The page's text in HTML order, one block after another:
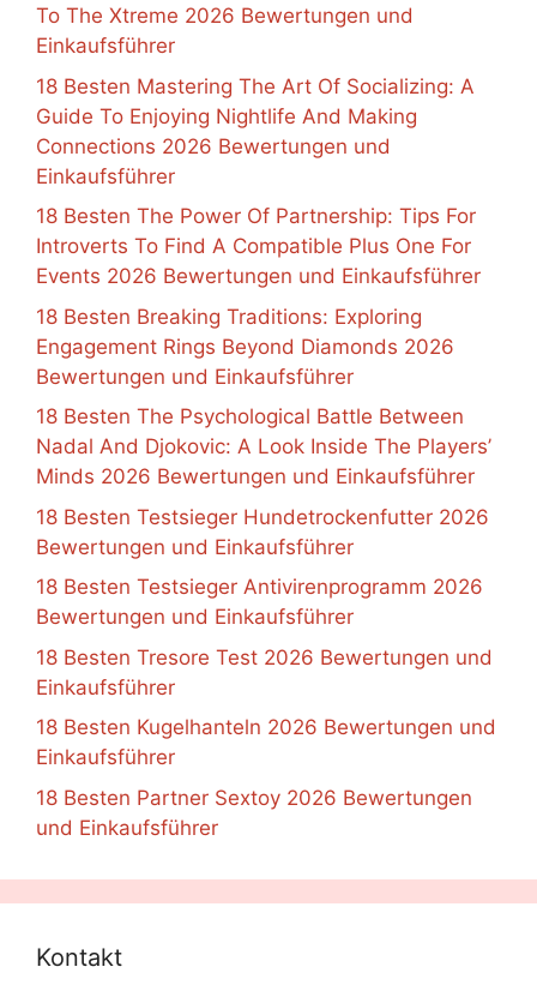
To The Xtreme 2026 Bewertungen und
Einkaufsführer
18 Besten Mastering The Art Of Socializing: A
Guide To Enjoying Nightlife And Making
Connections 2026 Bewertungen und
Einkaufsführer
18 Besten The Power Of Partnership: Tips For
Introverts To Find A Compatible Plus One For
Events 2026 Bewertungen und Einkaufsführer
18 Besten Breaking Traditions: Exploring
Engagement Rings Beyond Diamonds 2026
Bewertungen und Einkaufsführer
18 Besten The Psychological Battle Between
Nadal And Djokovic: A Look Inside The Players’
Minds 2026 Bewertungen und Einkaufsführer
18 Besten Testsieger Hundetrockenfutter 2026
Bewertungen und Einkaufsführer
18 Besten Testsieger Antivirenprogramm 2026
Bewertungen und Einkaufsführer
18 Besten Tresore Test 2026 Bewertungen und
Einkaufsführer
18 Besten Kugelhanteln 2026 Bewertungen und
Einkaufsführer
18 Besten Partner Sextoy 2026 Bewertungen
und Einkaufsführer
Kontakt